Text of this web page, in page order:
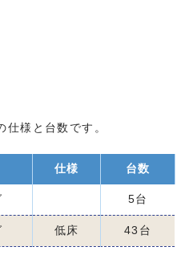
様と台数です。
仕様 台数
5台
低床 43台